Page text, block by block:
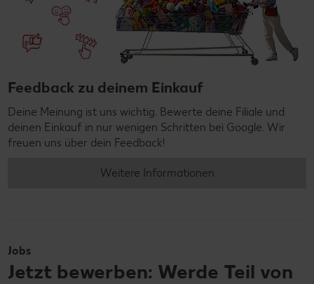
Feedback zu deinem Einkauf
Deine Meinung ist uns wichtig. Bewerte deine Filiale und
deinen Einkauf in nur wenigen Schritten bei Google. Wir
freuen uns über dein Feedback!
Weitere Informationen
Jobs
Jetzt bewerben: Werde Teil von